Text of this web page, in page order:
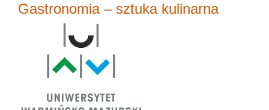
Gastronomia – sztuka kulinarna